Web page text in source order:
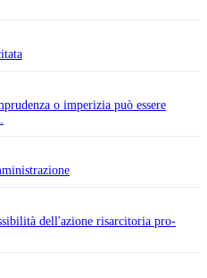
o imperizia può essere
dell'azione risarcitoria pro-